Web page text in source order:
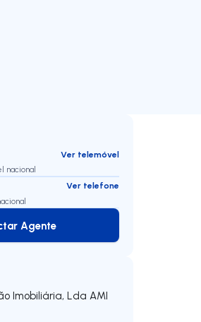
Ver telemóvel
nacional
Ver telefone
Contactar Agente
Agente
Imobiliária, Lda AMI